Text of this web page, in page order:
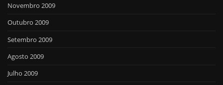
Novembro 2009
Outubro 2009
Setembro 2009
Agosto 2009
Julho 2009